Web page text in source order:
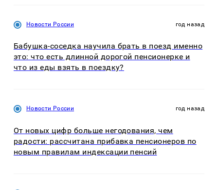
Новости России год назад
Бабушка-соседка научила брать в поезд именно
это: что есть длинной дорогой пенсионерке и
что из еды взять в поездку?
Новости России год назад
От новых цифр больше негодования, чем
радости: рассчитана прибавка пенсионеров по
новым правилам индексации пенсий